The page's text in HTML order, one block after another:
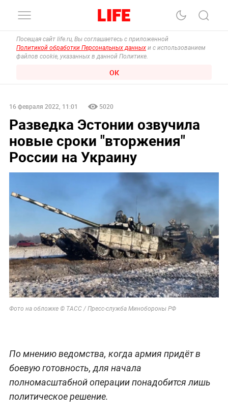
Посещая сайт life.ru, Вы соглашаетесь с приложенной
Политикой обработки Персональных данных и с использованием
файлов cookie, указанных в данной Политике.
ОК
16 февраля 2022, 11:01 5020
Разведка Эстонии озвучила
новые сроки "вторжения"
России на Украину
Фото на обложке © ТАСС / Пресс-служба Минобороны РФ
По мнению ведомства, когда армия придёт в
боевую готовность, для начала
полномасштабной операции понадобится лишь
политическое решение.